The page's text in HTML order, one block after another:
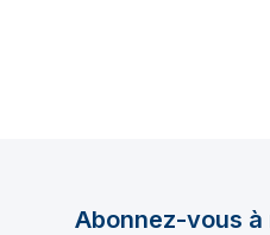
Abonnez-vous